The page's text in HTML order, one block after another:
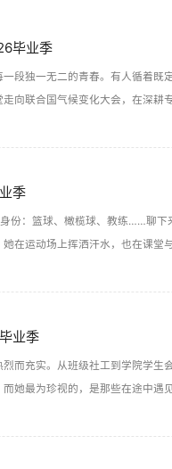
毕业季
段独一无二的青春。有人循着
向联合国气候变化大会，在深耕
季
份：篮球、橄榄球、教练……聊
在运动场上挥洒汗水，也在课堂
业季
而充实。从班级社工到学院学生
她最为珍视的，是那些在途中遇